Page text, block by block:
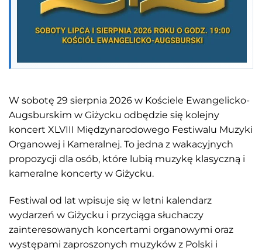
W sobotę 29 sierpnia 2026 w Kościele Ewangelicko-
Augsburskim w Giżycku odbędzie się kolejny
koncert XLVIII Międzynarodowego Festiwalu Muzyki
Organowej i Kameralnej. To jedna z wakacyjnych
propozycji dla osób, które lubią muzykę klasyczną i
kameralne koncerty w Giżycku.
Festiwal od lat wpisuje się w letni kalendarz
wydarzeń w Giżycku i przyciąga słuchaczy
zainteresowanych koncertami organowymi oraz
występami zaproszonych muzyków z Polski i